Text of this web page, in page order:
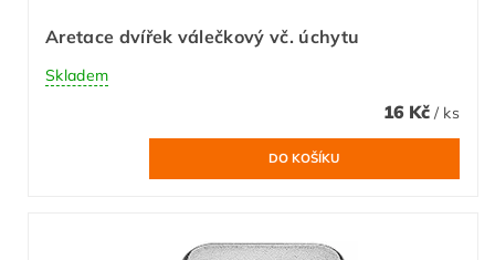
Aretace dvířek válečkový vč. úchytu
Skladem
16 Kč / ks